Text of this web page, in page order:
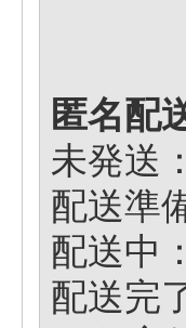
匿名配
未発送
配送準
配送中
配送完